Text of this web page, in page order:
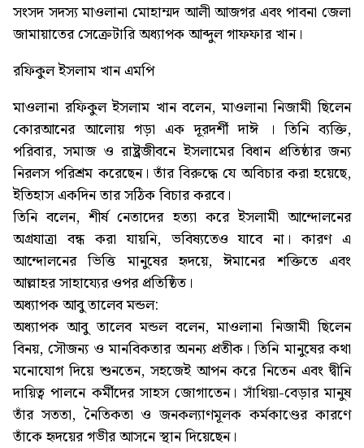
সংসদ সদস্য মাওলানা মোহাম্মদ আলী আজগর এবং পাবনা জেলা
জামায়াতের সেক্রেটারি অধ্যাপক আব্দুল গাফফার খান।
রফিকুল ইসলাম খান এমপি
মাওলানা রফিকুল ইসলাম খান বলেন, মাওলানা নিজামী ছিলেন
কোরআনের আলোয় গড়া এক দূরদর্শী দাঈ । তিনি ব্যক্তি,
পরিবার, সমাজ ও রাষ্ট্রজীবনে ইসলামের বিধান প্রতিষ্ঠার জন্য
নিরলস পরিশ্রম করেছেন। তাঁর বিরুদ্ধে যে অবিচার করা হয়েছে,
ইতিহাস একদিন তার সঠিক বিচার করবে।
তিনি বলেন, শীর্ষ নেতাদের হত্যা করে ইসলামী আন্দোলনের
অগ্রযাত্রা বন্ধ করা যায়নি, ভবিষ্যতেও যাবে না। কারণ এ
আন্দোলনের ভিত্তি মানুষের হৃদয়ে, ঈমানের শক্তিতে এবং
আল্লাহর সাহায্যের ওপর প্রতিষ্ঠিত।
অধ্যাপক আবু তালেব মন্ডল:
অধ্যাপক আবু তালেব মন্ডল বলেন, মাওলানা নিজামী ছিলেন
বিনয়, সৌজন্য ও মানবিকতার অনন্য প্রতীক। তিনি মানুষের কথা
মনোযোগ দিয়ে শুনতেন, সহজেই আপন করে নিতেন এবং দ্বীনি
দায়িত্ব পালনে কর্মীদের সাহস জোগাতেন। সাঁথিয়া-বেড়ার মানুষ
তাঁর সততা, নৈতিকতা ও জনকল্যাণমূলক কর্মকাণ্ডের কারণে
তাঁকে হৃদয়ের গভীর আসনে স্থান দিয়েছেন।